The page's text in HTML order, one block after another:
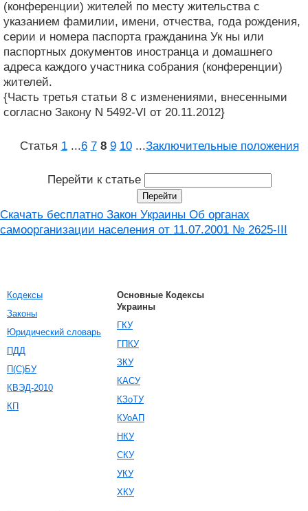
(конференции) жителей по месту жительства с
указанием фамилии, имени, отчества, года рождения,
серии и номера паспорта гражданина Ук ны или
паспортных документов иностранца и домашнего
адреса каждого участника собрания (конференции)
жителей.
{Часть третья статьи 8 с изменениями, внесенными
согласно Закону N 5492-VI от 20.11.2012}
Статья 1 ...6 7 8 9 10 ...Заключительные положения
Перейти к статье
Скачать бесплатно Закон Украины Об органах
самоорганизации населения от 11.07.2001 № 2625-III
Кодексы
Законы
Юридический словарь
ПДД
П(С)БУ
КВЭД-2010
КП
Основные Кодексы
Украины
ГКУ
ГПКУ
ЗКУ
КАСУ
КЗоТУ
КУоАП
НКУ
СКУ
УКУ
ХКУ